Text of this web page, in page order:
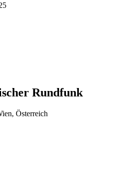
Rundfunk
Österreich